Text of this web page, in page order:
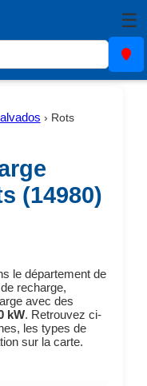
☰
› Rots
(14980)
le département de
recharge,
avec des
kW. Retrouvez ci-
les types de
sur la carte.